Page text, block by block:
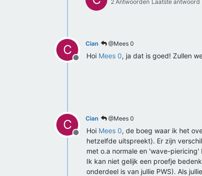
2 Antwoorden Laatste antwoord
C
Offline
Cian @Mees 0
Hoi Mees 0, ja dat is goed! Zullen
C
Offline
Cian @Mees 0
Hoi Mees 0, de boeg waar ik het
hetzelfde uitspreekt). Er zijn
met o.a normale en 'wave-
Ik kan niet gelijk een proefje
onderdeel is van jullie PWS). Als